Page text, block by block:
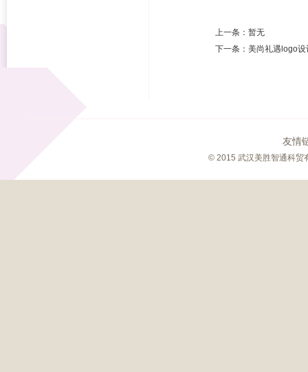
上一条： 暂无
下一条： 美尚礼遇logo设
友情
© 2015 武汉美胜智通科